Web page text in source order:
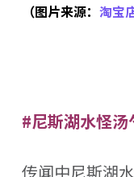
（图片来源： 淘宝
#尼斯湖水怪汤
传闻中尼斯湖